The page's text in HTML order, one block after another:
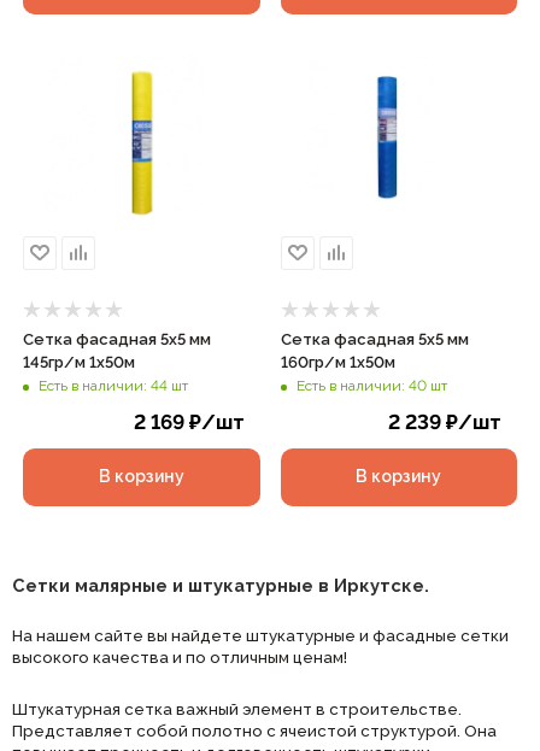
Сетка фасадная 5х5 мм
145гр/м 1х50м
Есть в наличии: 44 шт
2 169₽/шт
В корзину
Сетка фасадная 5х5 мм
160гр/м 1х50м
Есть в наличии: 40 шт
2 239 ₽/шт
В корзину
Сетки малярные и штукатурные в Иркутске.
На нашем сайте вы найдете штукатурные и фасадные сетки
высокого качества и по отличным ценам!
Штукатурная сетка важный элемент в строительстве.
Представляет собой полотно с ячеистой структурой. Она